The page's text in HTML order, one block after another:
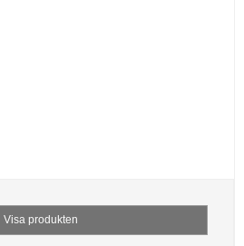
Visa produkten